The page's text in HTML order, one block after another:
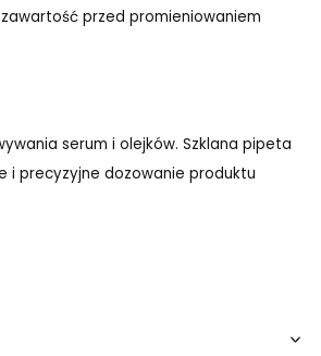
przed promieniowaniem
serum i olejków. Szklana pipeta
i precyzyjne dozowanie produktu